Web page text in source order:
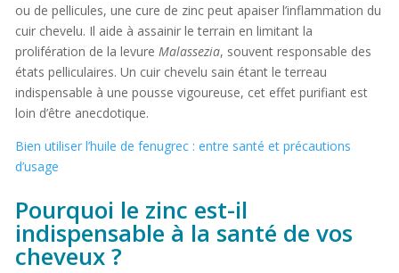
ou de pellicules, une cure de zinc peut apaiser l’inflammation du
cuir chevelu. Il aide à assainir le terrain en limitant la
prolifération de la levure Malassezia, souvent responsable des
états pelliculaires. Un cuir chevelu sain étant le terreau
indispensable à une pousse vigoureuse, cet effet purifiant est
loin d’être anecdotique.
Bien utiliser l’huile de fenugrec : entre santé et précautions
d’usage
Pourquoi le zinc est-il
indispensable à la santé de vos
cheveux ?